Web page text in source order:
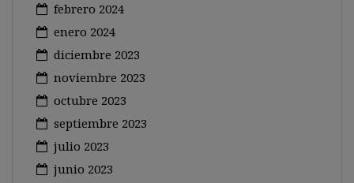
febrero 2024
enero 2024
diciembre 2023
noviembre 2023
octubre 2023
septiembre 2023
julio 2023
junio 2023